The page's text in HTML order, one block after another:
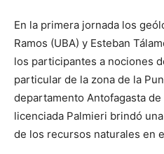
En la primera jornada los
Ramos (UBA) y Esteban
los participantes a nociones
particular de la zona de la
departamento Antofagasta
licenciada Palmieri brindó
de los recursos naturales en